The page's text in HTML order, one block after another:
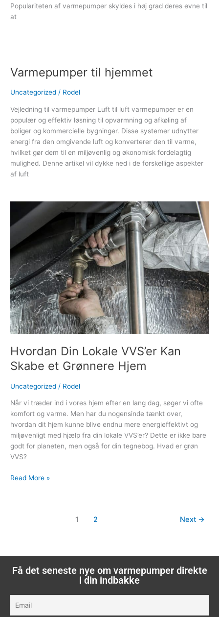
Populariteten af varmepumper skyldes i høj grad deres evne til
at
Varmepumper til hjemmet
Uncategorized / Rodel
Vejledning til varmepumper Luft til luft varmepumper er en
populær og effektiv løsning til opvarmning og afkøling af
boliger og kommercielle bygninger. Disse systemer udnytter
energi fra den omgivende luft og konverterer den til varme,
hvilket gør dem til en miljøvenlig og økonomisk fordelagtig
mulighed. Denne artikel vil dykke ned i de forskellige aspekter
af luft
hjemmet
Hvordan Din Lokale VVS’er Kan
Skabe et Grønnere Hjem
Uncategorized / Rodel
Når vi træder ind i vores hjem efter en lang dag, søger vi ofte
komfort og varme. Men har du nogensinde tænkt over,
hvordan dit hjem kunne blive endnu mere energieffektivt og
miljøvenligt med hjælp fra din lokale VVS’er? Dette er ikke bare
godt for planeten, men også for din tegnebog. Hvad er grøn
VVS?
Hvordan
Lokale
VVS’er
Kan
Skabe
Grønnere
Hjem
Read More »
1 2 Next →
Få det seneste nye om varmepumper direkte
i din indbakke